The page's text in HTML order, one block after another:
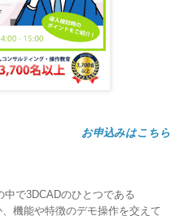
お申込みはこちら
中で3DCADのひとつである
機能や特徴のデモ操作を交えて